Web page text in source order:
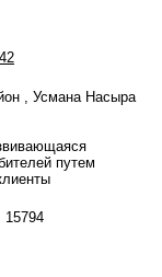
, Усмана Насыра
путем
15794